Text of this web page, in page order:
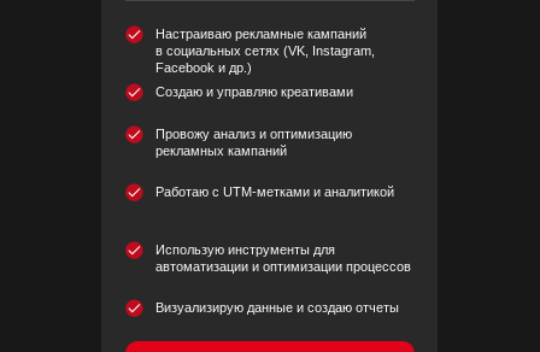
Настраиваю рекламные кампаний
в социальных сетях (VK, Instagram,
Facebook и др.)
Работаю с UTM-метками и аналитикой
Создаю и управляю креативами
Визуализирую данные и создаю отчеты
Использую инструменты для
автоматизации и оптимизации процессов
Провожу анализ и оптимизацию
рекламных кампаний